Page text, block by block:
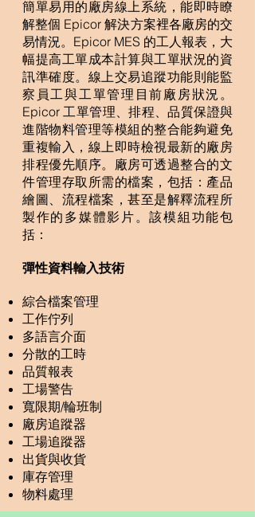
簡單易用的廠房線上系統，能即時瞭
解整個 Epicor 解決方案裡各廠房的交
易情況。Epicor MES 的工人報表，大
幅提高工單成本計算與工單狀況的資
訊準確度。線上交易追蹤功能則能監
察員工與工單管理目前廠房狀況。
Epicor 工單管理、排程、品質保證與
進階物料管理等模組的整合能夠避免
重複輸入，線上即時檢視最新的廠房
排程優先順序。廠房可透過整合的文
件管理存取所需的檔案，包括：產品
繪圖、流程檔案，甚至是解釋流程所
製作的多媒體影片。該模組功能包
括：
彈性資料輸入技術
綜合檔案管理
工作佇列
多語言介面
分散的工時
品質報表
工場警告
寬限期/輪班制
廠房追蹤器
工場追蹤器
出貨與收貨
庫存管理
物料處理